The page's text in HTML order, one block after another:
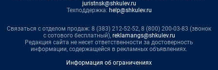
juristnsk@shkulev.ru
Техподдержка: help@shkulev.ru
Связаться с отделом продаж: 8 (383) 212-52-52, 8 (800) 200-03-83 (звонок
с сотового бесплатный), reklamangs@shkulev.ru
Редакция сайта не несет ответственности за достоверность
информации, содержащейся в рекламных объявлениях.
Информация об ограничениях